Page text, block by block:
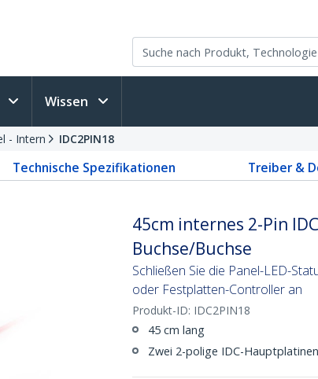
Wissen
- Intern IDC2PIN18
Technische Spezifikationen Treiber &
45cm internes 2-Pin
Buchse/Buchse
Schließen Sie die Panel-LED-
oder Festplatten-Controller an
Produkt-ID: IDC2PIN18
45 cm lang
Zwei 2-polige IDC-